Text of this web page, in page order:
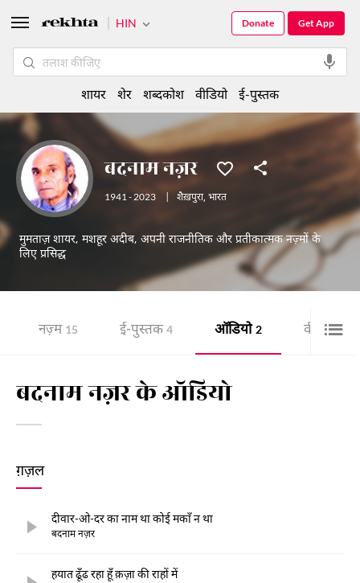
बदनाम नज़र
1941 - 2023 शैख़पुरा, भारत
मुमताज़ शायर, मशहूर अदीब, अपनी राजनीतिक और प्रतीकात्मक नज़्मों के
लिए प्रसिद्ध
नज़्म 15 ई-पुस्तक 4 ऑडियो 2 वीडियो 2
बदनाम नज़र के ऑडियो
ग़ज़ल
दीवार-ओ-दर का नाम था कोई मकाँ न था
बदनाम नज़र
हयात ढूँढ रहा हूँ क़ज़ा की राहों में
HIN Get App
Donate
शायर शेर शब्दकोश वीडियो ई-पुस्तक